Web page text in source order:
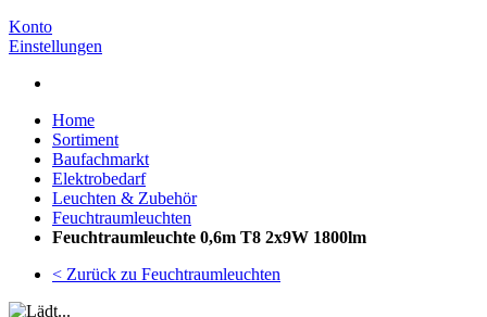
Konto
Einstellungen
Home
Sortiment
Baufachmarkt
Elektrobedarf
Leuchten & Zubehör
Feuchtraumleuchten
Feuchtraumleuchte 0,6m T8 2x9W 1800lm
< Zurück zu Feuchtraumleuchten